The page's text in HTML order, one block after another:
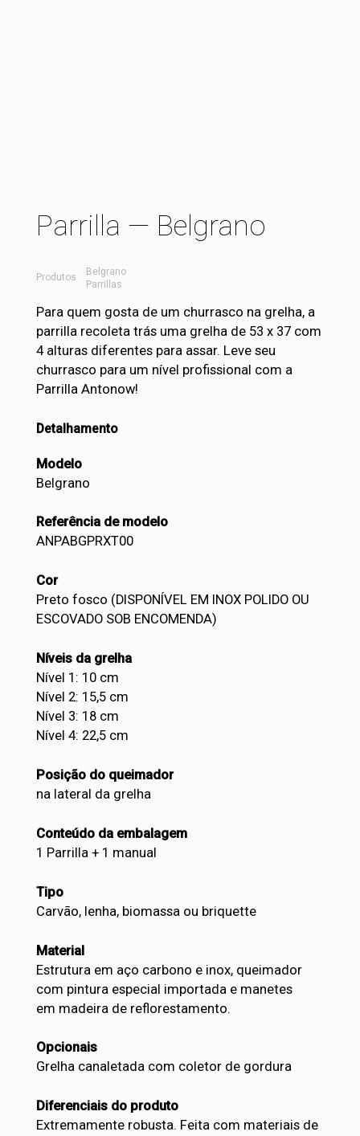
Parrilla — Belgrano
Produtos
Belgrano
Parrillas
Para quem gosta de um churrasco na grelha, a
parrilla recoleta trás uma grelha de 53 x 37 com
4 alturas diferentes para assar. Leve seu
churrasco para um nível profissional com a
Parrilla Antonow!
Detalhamento
Modelo
Belgrano
Referência de modelo
ANPABGPRXT00
Cor
Preto fosco (DISPONÍVEL EM INOX POLIDO OU
ESCOVADO SOB ENCOMENDA)
Níveis da grelha
Nível 1: 10 cm
Nível 2: 15,5 cm
Nível 3: 18 cm
Nível 4: 22,5 cm
Posição do queimador
na lateral da grelha
Conteúdo da embalagem
1 Parrilla + 1 manual
Tipo
Carvão, lenha, biomassa ou briquette
Material
Estrutura em aço carbono e inox, queimador
com pintura especial importada e manetes
em madeira de reflorestamento.
Opcionais
Grelha canaletada com coletor de gordura
Diferenciais do produto
Extremamente robusta. Feita com materiais de